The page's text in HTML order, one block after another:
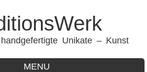
Unikate – Kunst
MENU